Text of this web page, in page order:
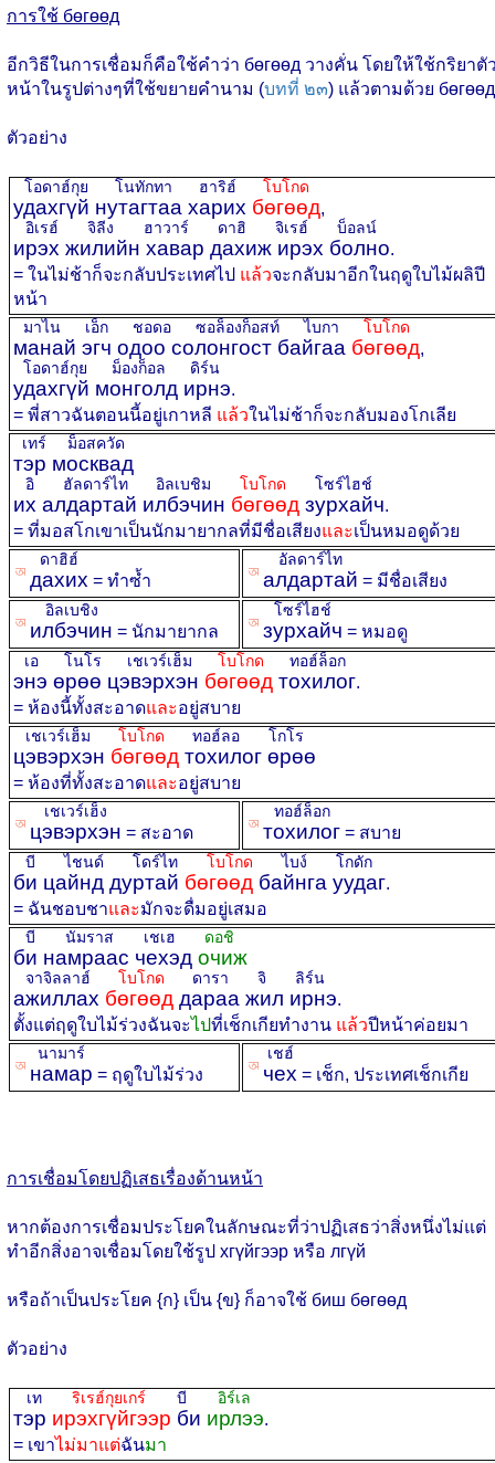
การใช้ бөгөөд
อีกวิธีในการเชื่อมก็คือใช้คำว่า бөгөөд วางคั่น โดยให้ใช้กริยาตั
หน้าในรูปต่างๆที่ใช้ขยายคำนาม (บทที่ ๒๓) แล้วตามด้วย бөгөөд
ตัวอย่าง
удахгүй нутагтаа харих бөгөөд
โอดาฮ์กุย โนทักทา ฮาริฮ์ โบโกด
,
ирэх жилийн хавар дахиж ирэх болно
อิเรฮ์ จิลีง ฮาวาร์ ดาฮิ จิเรฮ์ บ็อลน์
.
= ในไม่ช้าก็จะกลับประเทศไป แล้วจะกลับมาอีกในฤดูใบไม้ผลิปี
หน้า
манай эгч одоо солонгост байгаа бөгөөд
มาไน เอ็ก ชอดอ ซอล็องก็อสท์ ไบกา โบโกด
,
удахгүй монголд ирнэ
โอดาฮ์กุย ม็องก็อล ดิร์น
.
= พี่สาวฉันตอนนี้อยู่เกาหลี แล้วในไม่ช้าก็จะกลับมองโกเลีย
тэр москвад
เทร์ ม็อสควัด
их алдартай илбэчин бөгөөд зурхайч
อิ ฮัลดาร์ไท อิลเบชิม โบโกด โซร์ไฮช์
.
= ที่มอสโกเขาเป็นนักมายากลที่มีชื่อเสียงและเป็นหมอดูด้วย
ꡐ дахих
ดาฮิฮ์
= ทำซ้ำ ꡐ алдартай
อัลดาร์ไท
= มีชื่อเสียง
ꡐ илбэчин
อิลเบชิง
= นักมายากล ꡐ зурхайч
โซร์ไฮช์
= หมอดู
энэ өрөө цэвэрхэн бөгөөд тохилог
เอ โนโร เชเวร์เฮ็ม โบโกด ทอฮ์ล็อก
.
= ห้องนี้ทั้งสะอาดและอยู่สบาย
цэвэрхэн бөгөөд тохилог өрөө
เชเวร์เฮ็ม โบโกด ทอฮ์ลอ โกโร
= ห้องที่ทั้งสะอาดและอยู่สบาย
ꡐ цэвэрхэн
เชเวร์เฮ็ง
= สะอาด ꡐ тохилог
ทอฮ์ล็อก
= สบาย
би цайнд дуртай бөгөөд байнга уудаг
บี ไชนด์ โดร์ไทโบโกด ไบง์ โกดัก
.
= ฉันชอบชาและมักจะดื่มอยู่เสมอ
би намраас чехэд очиж
บี นัมราส เชเฮ ดอชิ
ажиллах бөгөөд дараа жил ирнэ
จาจิลลาฮ์ โบโกด ดารา จิ ลิร์น
.
ตั้งแต่ฤดูใบไม้ร่วงฉันจะไปที่เช็กเกียทำงาน แล้วปีหน้าค่อยมา
ꡐ намар
นามาร์
= ฤดูใบไม้ร่วง ꡐ чех
เชฮ์
= เช็ก, ประเทศเช็กเกีย
การเชื่อมโดยปฏิเสธเรื่องด้านหน้า
หากต้องการเชื่อมประโยคในลักษณะที่ว่าปฏิเสธว่าสิ่งหนึ่งไม่แต่
ทำอีกสิ่งอาจเชื่อมโดยใช้รูป хгүйгээр หรือ лгүй
หรือถ้าเป็นประโยค {ก} เป็น {ข} ก็อาจใช้ биш бөгөөд
ตัวอย่าง
тэр ирэхгүйгээр би ирлээ
เท ริเรฮ์กุยเกร์ บี อิร์เล
.
= เขาไม่มาแต่ฉันมา